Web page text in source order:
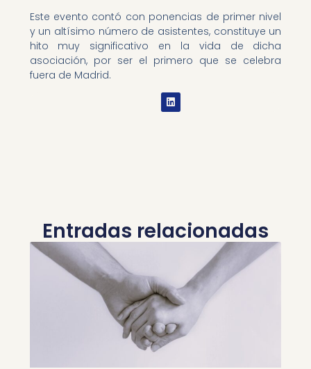
Este evento contó con ponencias de primer nivel
y un altísimo número de asistentes, constituye un
hito muy significativo en la vida de dicha
asociación, por ser el primero que se celebra
fuera de Madrid.
Entradas relacionadas